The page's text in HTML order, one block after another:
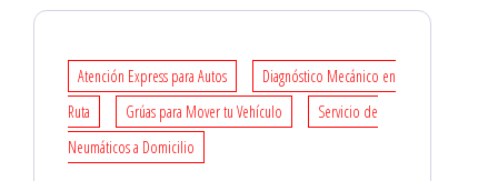
Atención Express para Autos
Diagnóstico Mecánico en
Ruta
Grúas para Mover tu Vehículo
Servicio de
Neumáticos a Domicilio